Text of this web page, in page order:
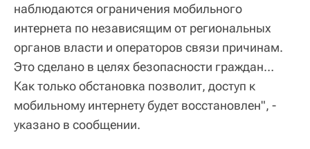
наблюдаются ограничения мобильного
интернета по независящим от региональных
органов власти и операторов связи причинам.
Это сделано в целях безопасности граждан…
Как только обстановка позволит, доступ к
мобильному интернету будет восстановлен", -
указано в сообщении.